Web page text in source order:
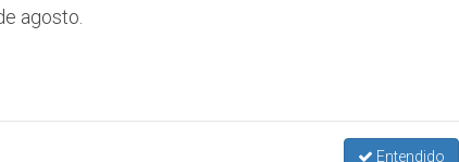
agosto.
Entendido